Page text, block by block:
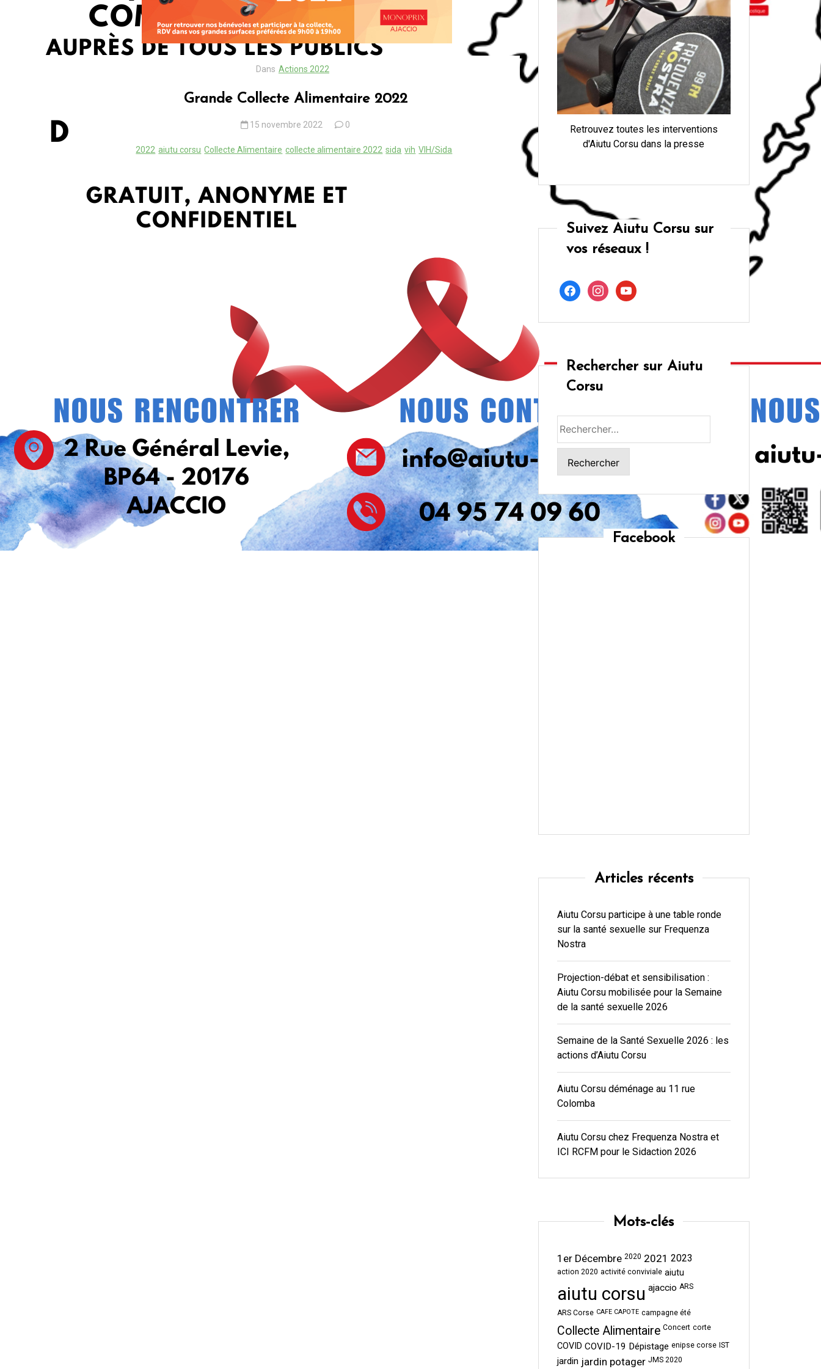
Dans Actions 2022
Grande Collecte Alimentaire 2022
15 novembre 2022 0
2022 aiutu corsu Collecte Alimentaire collecte alimentaire 2022 sida vih VIH/Sida
Retrouvez toutes les interventions
d'Aiutu Corsu dans la presse
Suivez Aiutu Corsu sur
vos réseaux !
facebookinstagramyoutube
Rechercher sur Aiutu
Corsu
Facebook
Articles récents
Aiutu Corsu participe à une table ronde
sur la santé sexuelle sur Frequenza
Nostra
Projection-débat et sensibilisation :
Aiutu Corsu mobilisée pour la Semaine
de la santé sexuelle 2026
Semaine de la Santé Sexuelle 2026 : les
actions d’Aiutu Corsu
Aiutu Corsu déménage au 11 rue
Colomba
Aiutu Corsu chez Frequenza Nostra et
ICI RCFM pour le Sidaction 2026
Mots-clés
1er Décembre 2020 2021 2023
action 2020 activité conviviale aiutu
aiutu corsu ajaccio ARS
ARS Corse CAFE CAPOTE campagne été
Collecte Alimentaire Concert corte
COVID COVID-19 Dépistage enipse corse IST
jardin jardin potager JMS 2020